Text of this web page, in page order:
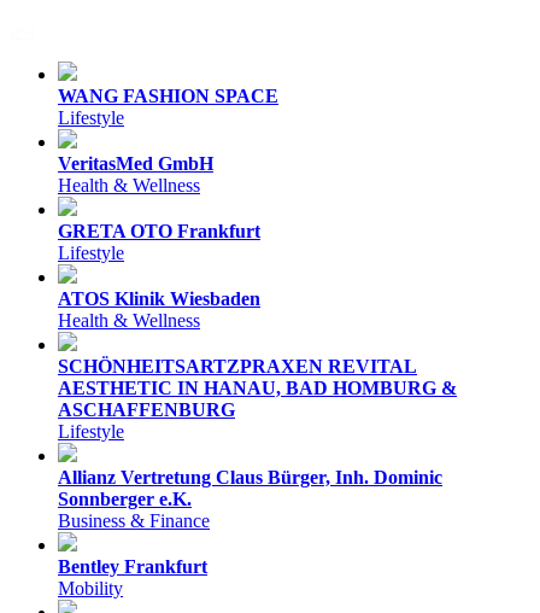
WANG FASHION SPACE
Lifestyle
VeritasMed GmbH
Health & Wellness
GRETA OTO Frankfurt
Lifestyle
ATOS Klinik Wiesbaden
Health & Wellness
SCHÖNHEITSARTZPRAXEN REVITAL
AESTHETIC IN HANAU, BAD HOMBURG &
ASCHAFFENBURG
Lifestyle
Allianz Vertretung Claus Bürger, Inh. Dominic
Sonnberger e.K.
Business & Finance
Bentley Frankfurt
Mobility